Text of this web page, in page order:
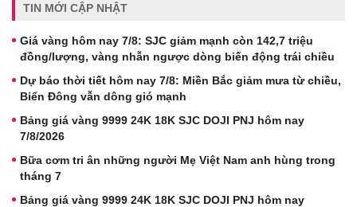
TIN MỚI CẬP NHẬT
Giá vàng hôm nay 7/8: SJC giảm mạnh còn 142,7 triệu
đồng/lượng, vàng nhẫn ngược dòng biến động trái chiều
Dự báo thời tiết hôm nay 7/8: Miền Bắc giảm mưa từ chiều,
Biển Đông vẫn dông gió mạnh
Bảng giá vàng 9999 24K 18K SJC DOJI PNJ hôm nay
7/8/2026
Bữa cơm tri ân những người Mẹ Việt Nam anh hùng trong
tháng 7
Bảng giá vàng 9999 24K 18K SJC DOJI PNJ hôm nay